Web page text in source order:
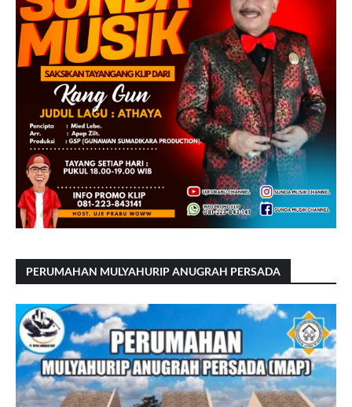
PERUMAHAN MULYAHURIP ANUGRAH PERSADA